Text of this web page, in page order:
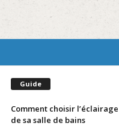
Guide
Comment choisir l’éclairage
de sa salle de bains